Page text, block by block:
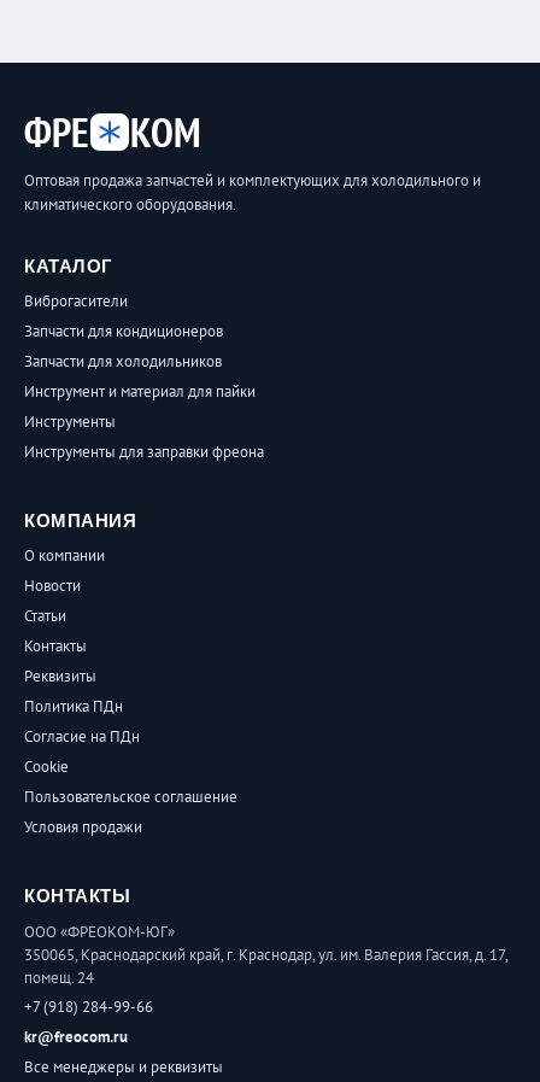
ФРЕ КОМ
Оптовая продажа запчастей и комплектующих для холодильного и
климатического оборудования.
КАТАЛОГ
Виброгасители
Запчасти для кондиционеров
Запчасти для холодильников
Инструмент и материал для пайки
Инструменты
Инструменты для заправки фреона
КОМПАНИЯ
О компании
Новости
Статьи
Контакты
Реквизиты
Политика ПДн
Согласие на ПДн
Cookie
Пользовательское соглашение
Условия продажи
КОНТАКТЫ
ООО «ФРЕОКОМ-ЮГ»
350065, Краснодарский край, г. Краснодар, ул. им. Валерия Гассия, д. 17,
помещ. 24
+7 (918) 284-99-66
kr@freocom.ru
Все менеджеры и реквизиты